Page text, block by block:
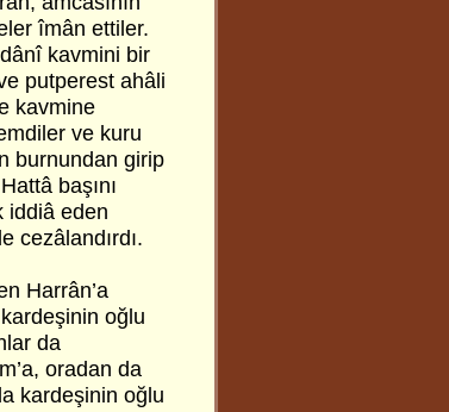
îmân ettiler.
kavmini bir
putperest ahâli
kavmine
ve kuru
burnundan girip
başını
iddiâ eden
cezâlandırdı.
Harrân’a
oğlu
da
oradan da
kardeşinin oğlu